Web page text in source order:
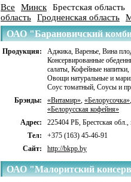
Все Минск
Брестская область
область
Гродненская область
ОАО "Барановичский
Продукция: Аджика, Варенье, Вина
Консервированные
салаты, Кофейные напитки,
Овощи натуральные и
Соус томатный, Соусы и
Брэнды:
«Витамир», «Белорусочка»
«Белорусская кофейня»
Адрес:
225404 РБ, Брестская
Тел:
+375 (163) 45-46-91
Сайт:
http://bkpp.by
ОАО "Малоритский